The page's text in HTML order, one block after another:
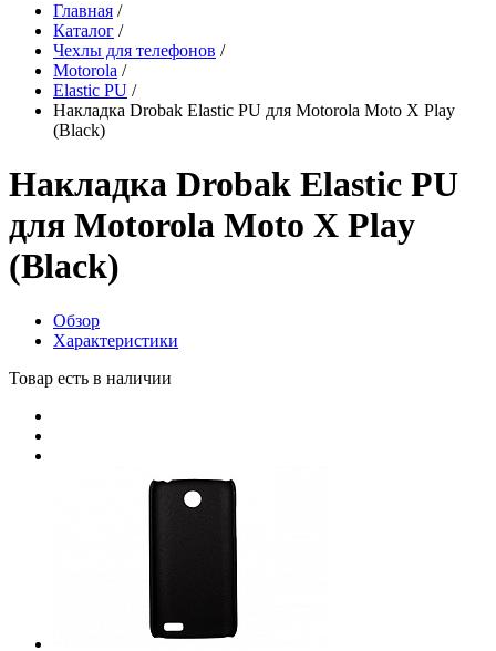
Главная /
Каталог /
Чехлы для телефонов /
Motorola /
Elastic PU /
Накладка Drobak Elastic PU для Motorola Moto X Play
(Black)
Накладка Drobak Elastic PU
для Motorola Moto X Play
(Black)
Обзор
Характеристики
Товар есть в наличии